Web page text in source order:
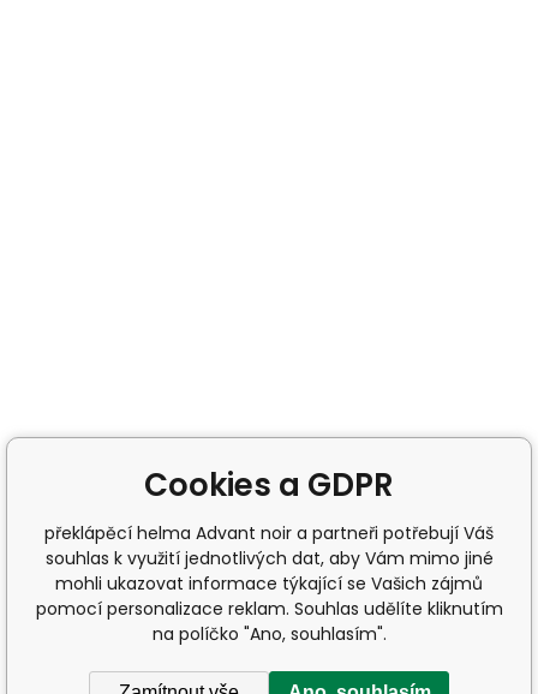
Cookies a GDPR
překlápěcí helma Advant noir a partneři potřebují Váš
souhlas k využití jednotlivých dat, aby Vám mimo jiné
mohli ukazovat informace týkající se Vašich zájmů
pomocí personalizace reklam. Souhlas udělíte kliknutím
na políčko "Ano, souhlasím".